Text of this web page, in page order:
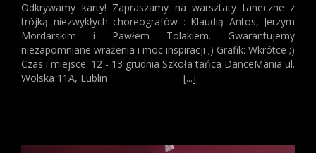
Odkrywamy karty! Zapraszamy na warsztaty taneczne z
trójką niezwykłych choreografów : Klaudią Antos, Jerzym
Mordarskim i Pawłem Tolakiem. Gwarantujemy
niezapomniane wrażenia i moc inspiracji ;) Grafik: Wkrótce ;)
Czas i miejsce: 12 - 13 grudnia Szkoła tańca DanceMania ul.
Wolska 11A, Lublin [...]
XXII OMPFreestyle